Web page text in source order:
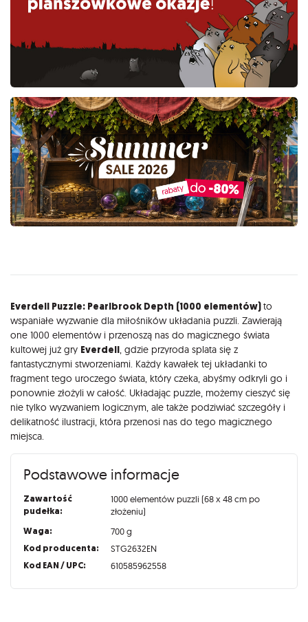
Opis
Everdell Puzzle: Pearlbrook Depth (1000 elementów)to
wspaniałe wyzwanie dla miłośników układania puzzli. Zawierają
one 1000 elementów i przenoszą nas do magicznego świata
kultowej już gry Everdell, gdzie przyroda splata się z
fantastycznymi stworzeniami. Każdy kawałek tej układanki to
fragment tego uroczego świata, który czeka, abyśmy odkryli go i
ponownie złożyli w całość. Układając puzzle, możemy cieszyć się
nie tylko wyzwaniem logicznym, ale także podziwiać szczegóły i
delikatność ilustracji, która przenosi nas do tego magicznego
miejsca.
Podstawowe informacje
Zawartość
pudełka:
1000 elementów puzzli (68 x 48 cm po
złożeniu)
Waga: 700 g
Kod producenta: STG2632EN
Kod EAN / UPC: 610585962558